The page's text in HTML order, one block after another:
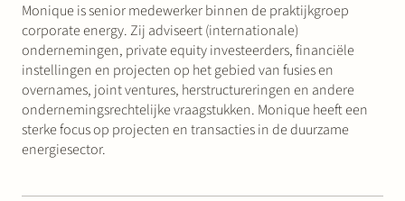
Monique is senior medewerker binnen de praktijkgroep
corporate energy. Zij adviseert (internationale)
ondernemingen, private equity investeerders, financiële
instellingen en projecten op het gebied van fusies en
overnames, joint ventures, herstructureringen en andere
ondernemingsrechtelijke vraagstukken. Monique heeft een
sterke focus op projecten en transacties in de duurzame
energiesector.